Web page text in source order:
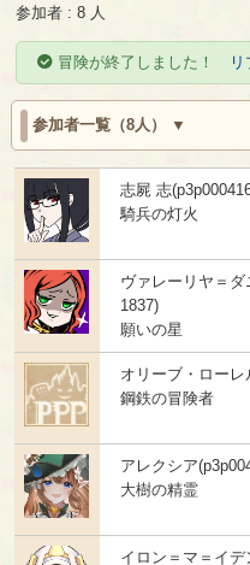
参加者 : 8 人
冒険が終了しました！
参加者一覧（8人）
志屍 志
騎兵の灯火
ヴァレーリヤ＝
1837)
願いの星
オリーブ・ローレ
鋼鉄の冒険者
アレクシア
大樹の精霊
イロン＝マ＝イデ